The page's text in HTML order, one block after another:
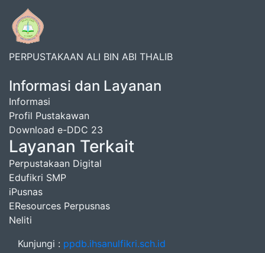
PERPUSTAKAAN ALI BIN ABI THALIB
Informasi dan Layanan
Informasi
Profil Pustakawan
Download e-DDC 23
Layanan Terkait
Perpustakaan Digital
Edufikri SMP
iPusnas
EResources Perpusnas
Neliti
Kunjungi : ppdb.ihsanulfikri.sch.id